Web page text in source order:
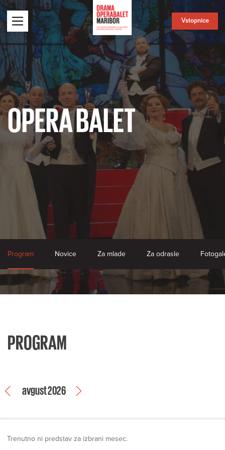
Vstopnice
OPERA BALET
Program Novice Za mlade Za odrasle
PROGRAM
avgust 2026
Trenutno ni predstav za izbrani mesec.